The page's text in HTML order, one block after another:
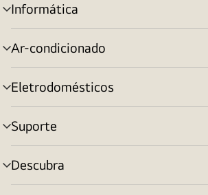
Informática
alternar
menu
Ar-condicionado
alternar
menu
Eletrodomésticos
alternar
menu
Suporte
alternar
menu
Descubra
alternar
menu